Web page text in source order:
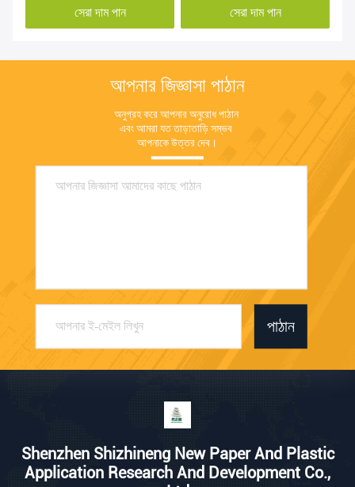
সেরা দাম পান সেরা দাম পান
আপনার জিজ্ঞাসা পাঠান
অনুগ্রহ করে আপনার অনুরোধ পাঠান
এবং আমরা যত তাড়াতাড়ি সম্ভব
আপনাকে উত্তর দেব।
পাঠান
Shenzhen Shizhineng New Paper And Plastic
Application Research And Development Co.,